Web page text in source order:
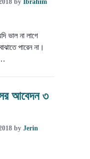
by Ibrahim
ভাল না লাগে
পারেন না।
…
আবেদন ৩
by Jerin